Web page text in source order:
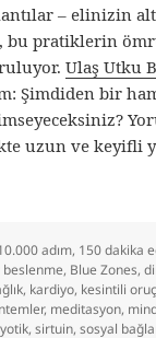
– elinizin
bu pratiklerin
Ulaş Utku
Şimdiden bir
uzun ve keyifli
adım, 150 dakika
, Blue Zones,
, kardiyo, kesintili oruç
, meditasyon,
,sirtuin,sosyal